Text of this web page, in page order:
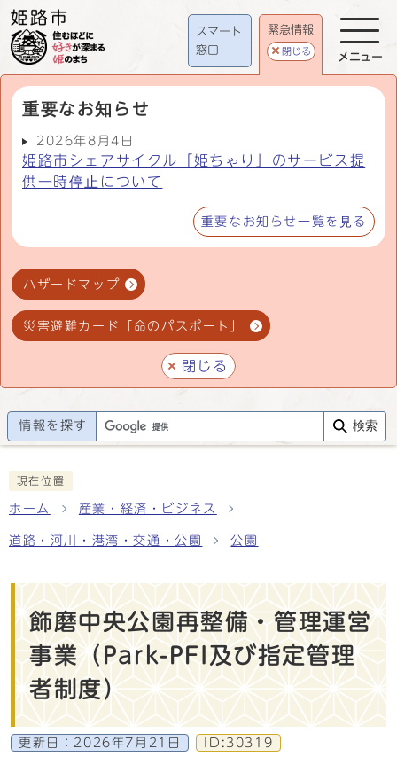
スマート
窓口
緊急情報
閉じる
重要なお知らせ
2026年8月4日
姫路市シェアサイクル「姫ちゃり」のサービス提
供一時停止について
重要なお知らせ一覧を見る
ハザードマップ
災害避難カード「命のパスポート」
閉じる
メニュー
情報を探す 検索
現在位置
ホーム 産業・経済・ビジネス
道路・河川・港湾・交通・公園 公園
飾磨中央公園再整備・管理運営
事業（Park-PFI及び指定管理
者制度）
更新日： 2026年7月21日 ID:30319